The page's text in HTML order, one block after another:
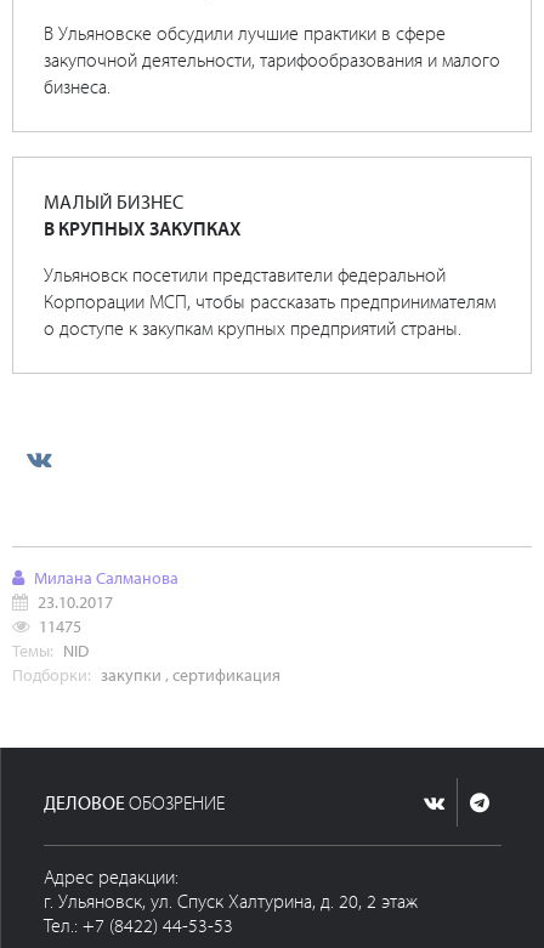
В Ульяновске обсудили лучшие практики в сфере
закупочной деятельности, тарифообразования и малого
бизнеса.
МАЛЫЙ БИЗНЕС
В КРУПНЫХ ЗАКУПКАХ
Ульяновск посетили представители федеральной
Корпорации МСП, чтобы рассказать предпринимателям
о доступе к закупкам крупных предприятий страны.
Милана Салманова
23.10.2017
11475
Темы: NID
Подборки: закупки ,сертификация
ДЕЛОВОЕ ОБОЗРЕНИЕ
Адрес редакции:
г. Ульяновск, ул. Спуск Халтурина, д. 20, 2 этаж
Тел.: +7 (8422) 44-53-53